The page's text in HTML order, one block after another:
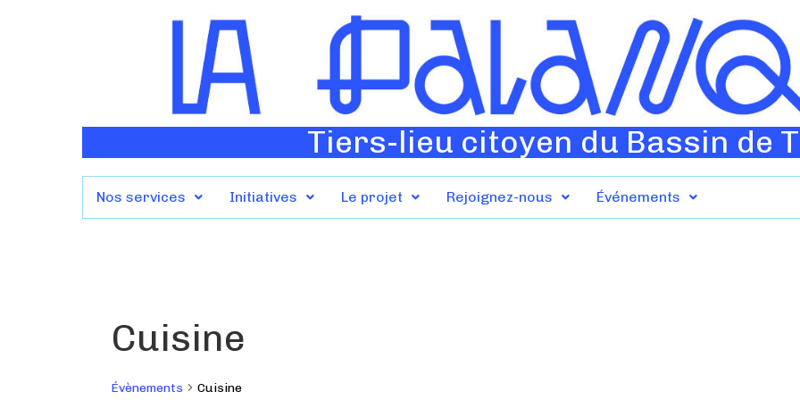
Tiers-lieu citoyen du Bassin de
Nos services Initiatives Le projet Rejoignez-nous Événements
Cuisine
Évènements Cuisine